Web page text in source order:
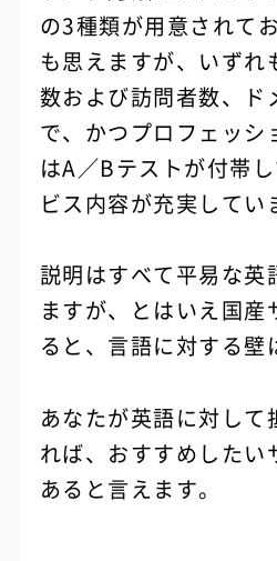
の3種類が用意されて
も思えますが、いずれ
数および訪問者数、ド
で、かつプロフェッシ
はA／Bテストが付帯
ビス内容が充実してい
説明はすべて平易な英
ますが、とはいえ国産
ると、言語に対する壁
あなたが英語に対して
れば、おすすめしたい
あると言えます。